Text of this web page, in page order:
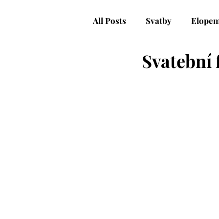
All Posts Svatby
Svatební